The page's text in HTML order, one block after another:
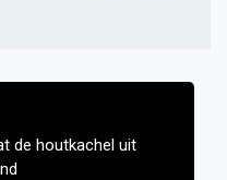
de houtkachel uit